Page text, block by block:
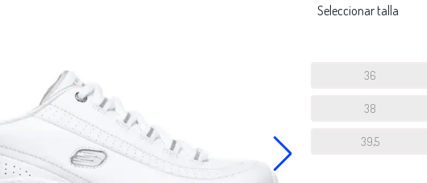
Seleccionar talla
36
38
39,5